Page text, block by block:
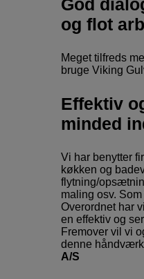
God
og flot
Meget tilfreds
bruge Viking
Effektiv
minded
Vi har benytter
køkken og
flytning/
maling osv.
Overordnet har
en effektiv og
Fremover vil vi
denne
A/S